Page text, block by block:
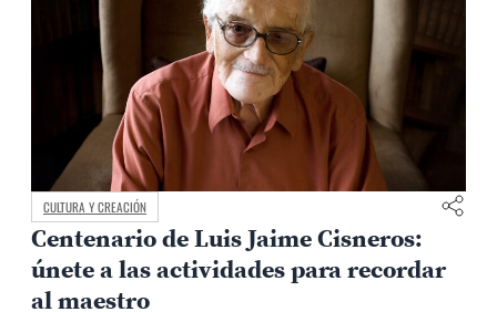
CULTURA Y CREACIÓN
Centenario de Luis Jaime Cisneros:
únete a las actividades para recordar
al maestro